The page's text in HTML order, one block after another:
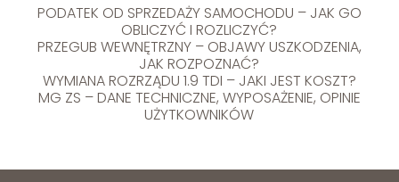
PODATEK OD SPRZEDAŻY SAMOCHODU – JAK GO
OBLICZYĆ I ROZLICZYĆ?
PRZEGUB WEWNĘTRZNY – OBJAWY USZKODZENIA,
JAK ROZPOZNAĆ?
WYMIANA ROZRZĄDU 1.9 TDI – JAKI JEST KOSZT?
MG ZS – DANE TECHNICZNE, WYPOSAŻENIE, OPINIE
UŻYTKOWNIKÓW